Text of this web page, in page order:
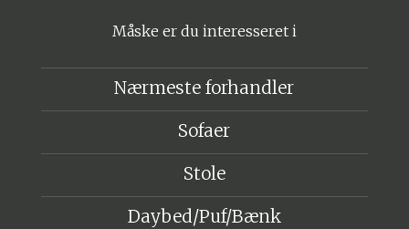
Måske er du interesseret i
Nærmeste forhandler
Sofaer
Stole
Daybed/Puf/Bænk